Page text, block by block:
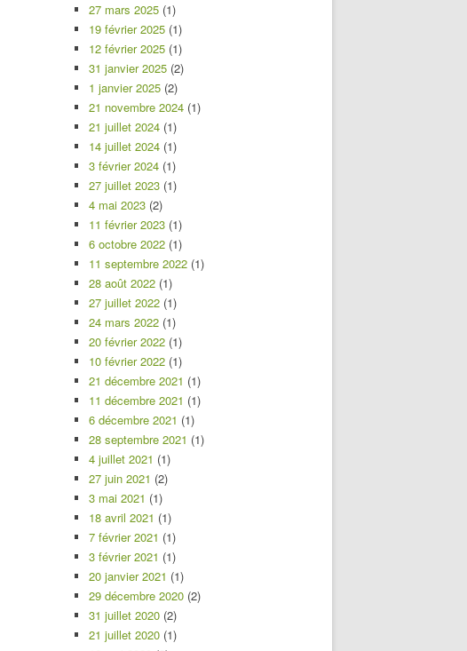
27 mars 2025 (1)
19 février 2025 (1)
12 février 2025 (1)
31 janvier 2025 (2)
1 janvier 2025 (2)
21 novembre 2024 (1)
21 juillet 2024 (1)
14 juillet 2024 (1)
3 février 2024 (1)
27 juillet 2023 (1)
4 mai 2023 (2)
11 février 2023 (1)
6 octobre 2022 (1)
11 septembre 2022 (1)
28 août 2022 (1)
27 juillet 2022 (1)
24 mars 2022 (1)
20 février 2022 (1)
10 février 2022 (1)
21 décembre 2021 (1)
11 décembre 2021 (1)
6 décembre 2021 (1)
28 septembre 2021 (1)
4 juillet 2021 (1)
27 juin 2021 (2)
3 mai 2021 (1)
18 avril 2021 (1)
7 février 2021 (1)
3 février 2021 (1)
20 janvier 2021 (1)
29 décembre 2020 (2)
31 juillet 2020 (2)
21 juillet 2020 (1)